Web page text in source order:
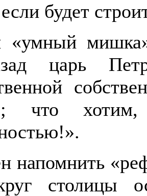
будет
царь
что
напомнить
столицы